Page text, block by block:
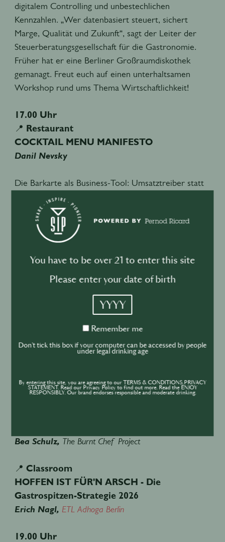
digitalem Controlling und unbestechlichen
Kennzahlen. „Wer datenbasiert steuert, sichert
Marge, Qualität und Zukunft“, sagt der Leiter der
Steuerberatungsgesellschaft für die Gastronomie.
Früher hat er eine Berliner Großraumdiskothek
gemanagt. Freut euch auf einen unterhaltsamen
Workshop rund ums Thema Wirtschaftlichkeit!
17.00 Uhr
📍 Restaurant
COCKTAIL MENU MANIFESTO
Danil Nevsky
Die Barkarte als Business-Tool: Umsatztreiber statt
nur hübsches Papier
Wenige kennen so viele Hospitalitykonzepte
weltweit wie Danil Nevsky, der „Indie Bartender“. In
Barkarten ein strategisches Tool sind: Sie formen
das Gästeerlebnis, transportieren die Identität eines
eine starke Karte aus? Wann bleibt sie reine
Best Practices aus Nevskys umfangreicher
Sammlung. Auch für Restaurants, Cafés und
18.00 Uhr
Bea Schulz, The Burnt Chef Project
📍 Classroom
HOFFEN IST FÜR'N ARSCH - Die
Gastrospitzen-Strategie 2026
Erich Nagl, ETL Adhoga Berlin
19.00 Uhr
You have to be over 21 to enter this site
Please enter your date of birth
YYYY
Remember
Remember me
Don't tick this box if your computer can be accessed by people
under legal drinking age
By entering this site, you are agreeing to our TERMS & CONDITIONS,PRIVACY
STATEMENT. Read our Privacy Policy to find out more. Read the ENJOY
RESPONSIBLY. Our brand endorses responsible and moderate drinking.